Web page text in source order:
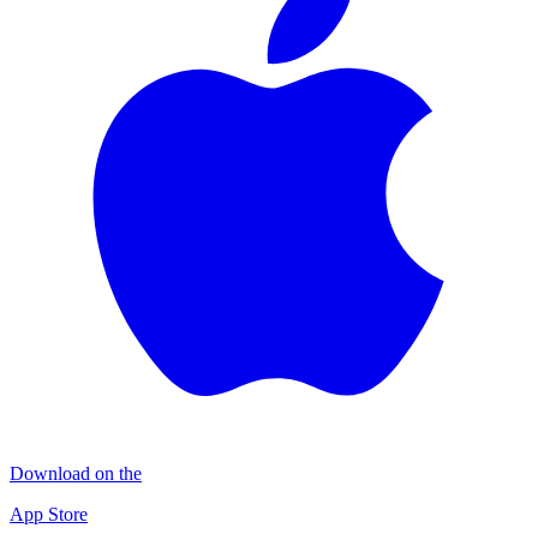
Download on the
App Store